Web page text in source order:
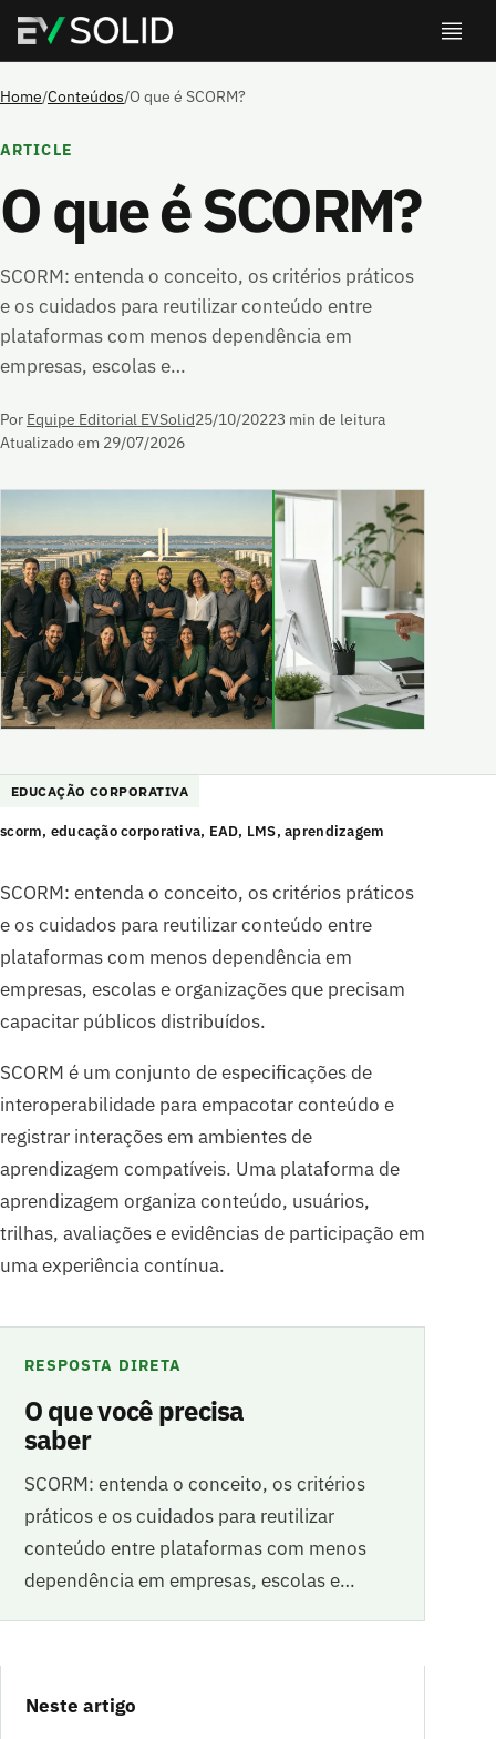
Home/Conteúdos/O que é SCORM?
ARTICLE
O que é SCORM?
SCORM: entenda o conceito, os critérios práticos
e os cuidados para reutilizar conteúdo entre
plataformas com menos dependência em
empresas, escolas e…
Por Equipe Editorial EVSolid25/10/20223 min de leitura
Atualizado em 29/07/2026
EDUCAÇÃO CORPORATIVA
scorm, educação corporativa, EAD, LMS, aprendizagem
SCORM: entenda o conceito, os critérios práticos
e os cuidados para reutilizar conteúdo entre
plataformas com menos dependência em
empresas, escolas e organizações que precisam
capacitar públicos distribuídos.
SCORM é um conjunto de especificações de
interoperabilidade para empacotar conteúdo e
registrar interações em ambientes de
aprendizagem compatíveis. Uma plataforma de
aprendizagem organiza conteúdo, usuários,
trilhas, avaliações e evidências de participação em
uma experiência contínua.
RESPOSTA DIRETA
O que você precisa
saber
SCORM: entenda o conceito, os critérios
práticos e os cuidados para reutilizar
conteúdo entre plataformas com menos
dependência em empresas, escolas e…
Neste artigo